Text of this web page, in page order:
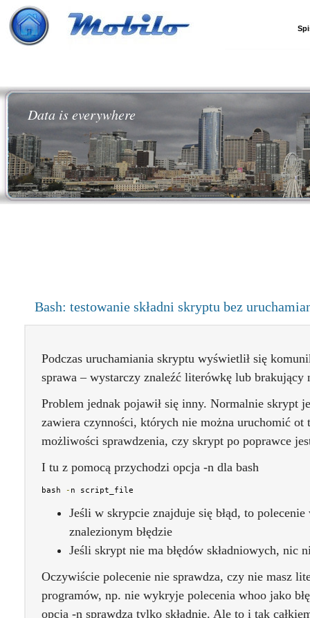
Data is everywhere
Bash: testowanie składni skryptu bez
Podczas uruchamiania skryptu wyświetlił się
sprawa – wystarczy znaleźć literówkę lub brakujący
Problem jednak pojawił się inny. Normalnie skrypt
zawiera czynności, których nie można uruchomić ot
możliwości sprawdzenia, czy skrypt po poprawce
I tu z pomocą przychodzi opcja -n dla bash
bash - n script_file
Jeśli w skrypcie znajduje się błąd, to
znalezionym błędzie
Jeśli skrypt nie ma błędów składniowych, nic
Oczywiście polecenie nie sprawdza, czy nie masz
programów, np. nie wykryje polecenia whoo jako
opcja -n sprawdza tylko składnię. Ale to i tak